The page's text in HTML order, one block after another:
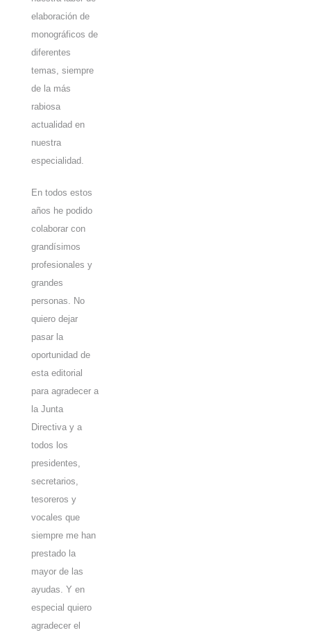
elaboración de
monográficos de
diferentes
temas, siempre
de la más
rabiosa
actualidad en
nuestra
especialidad.
En todos estos
años he podido
colaborar con
grandísimos
profesionales y
grandes
personas. No
quiero dejar
pasar la
oportunidad de
esta editorial
para agradecer a
la Junta
Directiva y a
todos los
presidentes,
secretarios,
tesoreros y
vocales que
siempre me han
prestado la
mayor de las
ayudas. Y en
especial quiero
agradecer el